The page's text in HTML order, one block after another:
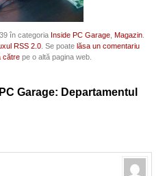
în categoria Inside PC Garage ,Magazin
RSS 2.0. Se poate lăsa un comentariu
cătrepe o altă pagina web.
Garage: Departamentul